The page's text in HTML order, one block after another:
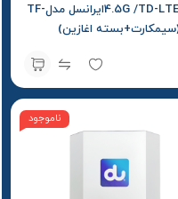
مودم 4.5G /TD-LTEایرانسل مدلTF-
ناموجود